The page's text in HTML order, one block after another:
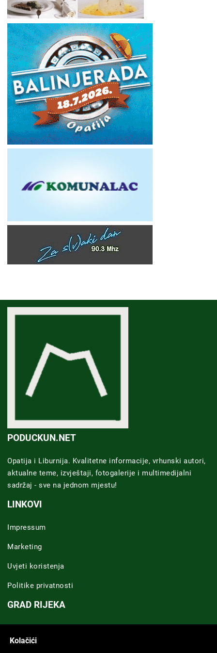
PODUCKUN.NET
Opatija i Liburnija. Kvalitetne informacije, vrhunski autori,
aktualne teme, izvještaji, fotogalerije i multimedijalni
sadržaj - sve na jednom mjestu!
LINKOVI
Impressum
Marketing
Uvjeti koristenja
Politike privatnosti
GRAD RIJEKA
Kolačići